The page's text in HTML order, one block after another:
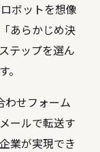
ボットを想像
あらかじめ決
テップを選ん
わせフォーム
ールで転送す
業が実現でき